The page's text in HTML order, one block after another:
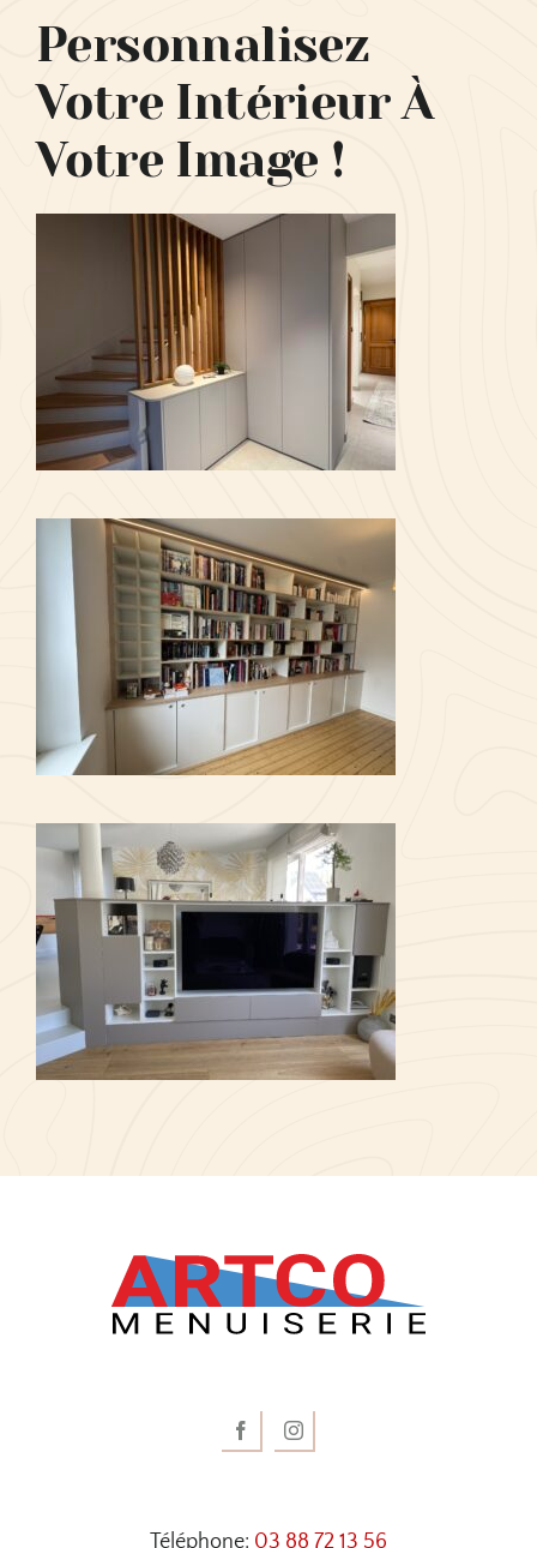
Personnalisez
Votre Intérieur À
Votre Image !
Téléphone: 03 88 72 13 56